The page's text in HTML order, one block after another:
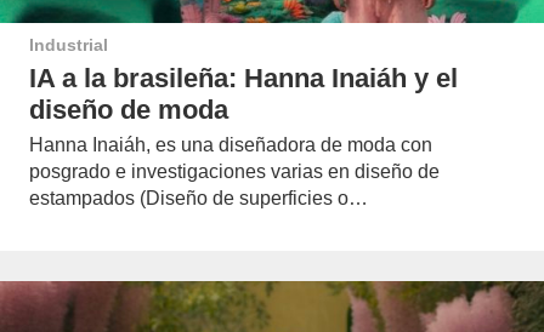
Industrial
IA a la brasileña: Hanna Inaiáh y el
diseño de moda
Hanna Inaiáh, es una diseñadora de moda con
posgrado e investigaciones varias en diseño de
estampados (Diseño de superficies o…